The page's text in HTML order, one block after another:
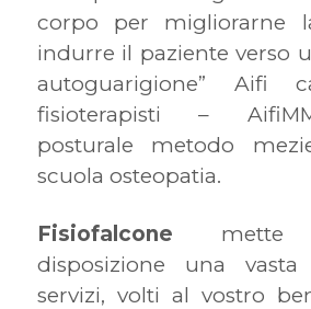
corpo per migliorarne
indurre il paziente verso
autoguarigione” Aifi
fisioterapisti –
posturale metodo
scuola osteopatia.
Fisiofalcone mette
disposizione una
servizi, volti al vostro